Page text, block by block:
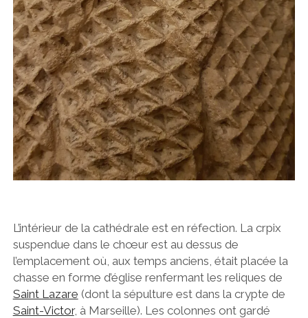
L’intérieur de la cathédrale est en réfection. La crpix
suspendue dans le chœur est au dessus de
l’emplacement où, aux temps anciens, était placée la
chasse en forme d’église renfermant les reliques de
Saint Lazare (dont la sépulture est dans la crypte de
Saint-Victor, à Marseille). Les colonnes ont gardé